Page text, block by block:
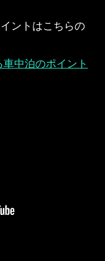
ントはこちらの
中泊のポイント